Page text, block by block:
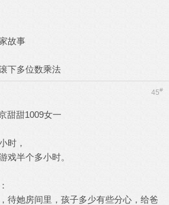
故事
下多位数乘法
45#
甜甜1009女一
时，
戏半个多小时。
待她房间里，孩子多少有些分心，给爸